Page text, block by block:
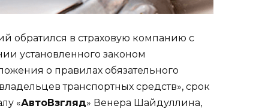
обратился в страховую компанию с
установленного законом
о правилах обязательного
транспортных средств», срок
«АвтоВзгляд» Венера Шайдуллина,